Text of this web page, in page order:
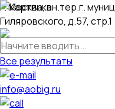
г. Москва, вн.тер.г.
Гиляровского, д.57, стр.1
Все результаты
info@aobig.ru